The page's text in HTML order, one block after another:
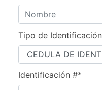
Tipo de Identificación
Identificación #*